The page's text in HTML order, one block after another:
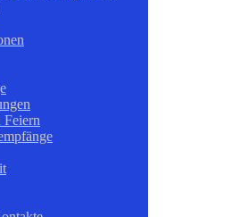
Feiern